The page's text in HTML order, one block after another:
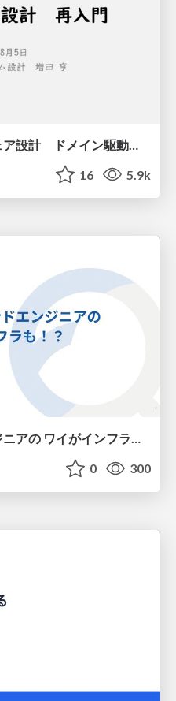
16 5.9k
え？フロントエンドエンジニアの ワイがインフラも！？
0 300